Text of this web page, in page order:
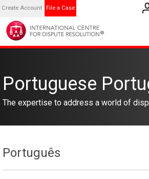
Create Account File a Case
Portuguese
The expertise to address a world of
Português